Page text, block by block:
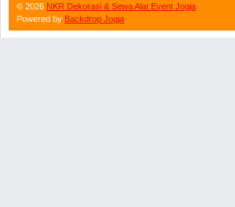
© 2026 NKR Dekorasi & Sewa Alat Event Jogja
Powered by Backdrop Jogja